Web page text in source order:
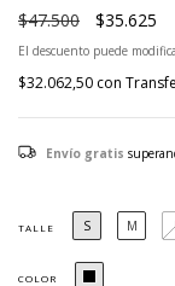
$47.500 $35.625
El descuento puede
$32.062,50 con
Envío gratis
TALLE S M
COLOR